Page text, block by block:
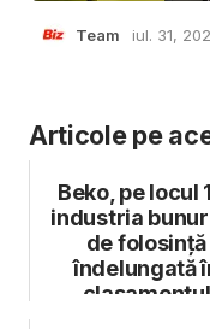
Team iul. 31,
Articole pe
Beko, pe locul
industria
de folosință
îndelungată
clasamentul